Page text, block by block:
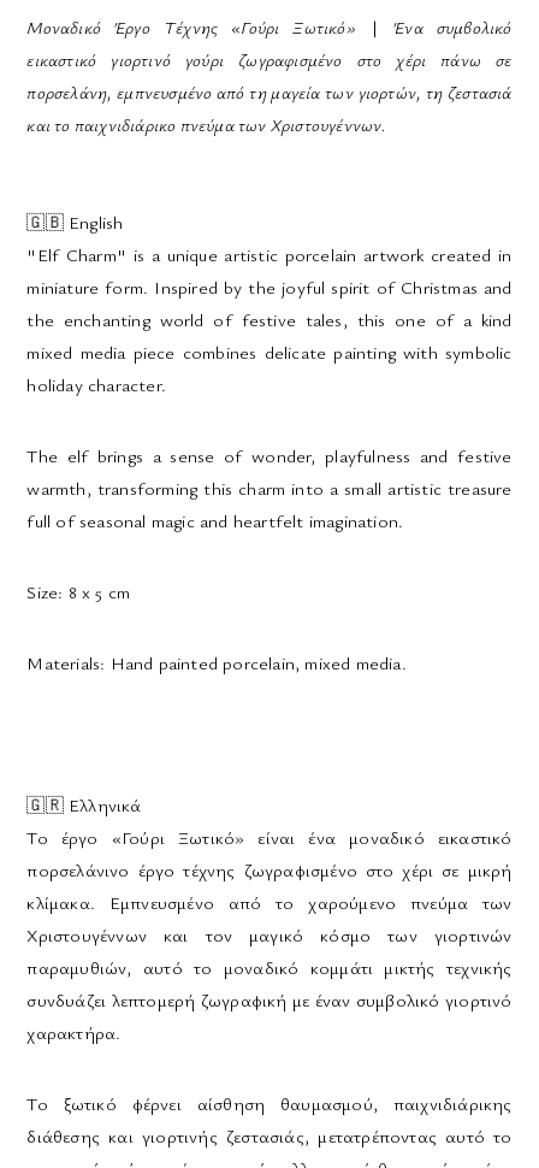
Μοναδικό Έργο Τέχνης «Γούρι Ξωτικό» |Ένα συμβολικό
εικαστικό γιορτινό γούρι ζωγραφισμένο στο χέρι πάνω σε
πορσελάνη, εμπνευσμένο από τη μαγεία των γιορτών, τη ζεστασιά
και το παιχνιδιάρικο πνεύμα των Χριστουγέννων.
🇬🇧 English
"Elf Charm" is a unique artistic porcelain artwork created in
miniature form. Inspired by the joyful spirit of Christmas and
the enchanting world of festive tales, this one of a kind
mixed media piece combines delicate painting with symbolic
holiday character.
The elf brings a sense of wonder, playfulness and festive
warmth, transforming this charm into a small artistic treasure
full of seasonal magic and heartfelt imagination.
Size: 8 x 5 cm
Materials: Hand painted porcelain, mixed media.
🇬🇷 Ελληνικά
Το έργο «Γούρι Ξωτικό» είναι ένα μοναδικό εικαστικό
πορσελάνινο έργο τέχνης ζωγραφισμένο στο χέρι σε μικρή
κλίμακα. Εμπνευσμένο από το χαρούμενο πνεύμα των
Χριστουγέννων και τον μαγικό κόσμο των γιορτινών
παραμυθιών, αυτό το μοναδικό κομμάτι μικτής τεχνικής
συνδυάζει λεπτομερή ζωγραφική με έναν συμβολικό γιορτινό
χαρακτήρα.
Το ξωτικό φέρνει αίσθηση θαυμασμού, παιχνιδιάρικης
διάθεσης και γιορτινής ζεστασιάς, μετατρέποντας αυτό το